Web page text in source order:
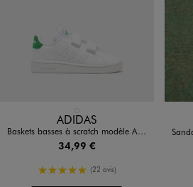
Disponible en 1 coloris
ADIDAS
Baskets basses à scratch modèle Advantage bébé garçon - Adidas
34,99 €
5/5 de moyenne
(22 avis)